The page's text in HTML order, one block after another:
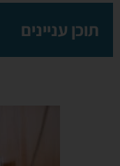
תוכן עניינים